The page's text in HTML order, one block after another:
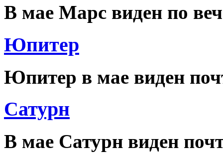
В мае Марс виден по
Юпитер
Юпитер в мае виден
Сатурн
В мае Сатурн виден